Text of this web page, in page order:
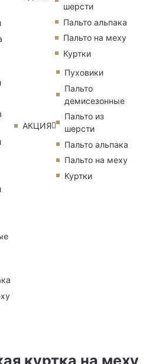
шерсти
Пальто альпака
Пальто на меху
Куртки
АКЦИЯ
Пуховики
Пальто
демисезонные
Пальто из
шерсти
Пальто альпака
Пальто на меху
Куртки